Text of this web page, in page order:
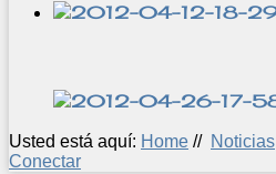
Usted está aquí: Home // Noticias
Conectar